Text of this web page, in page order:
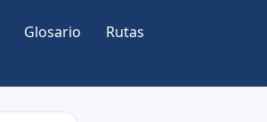
Glosario
Rutas